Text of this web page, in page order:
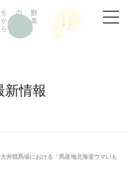
新情報
大井競馬場における「馬産地北海道ウマいも